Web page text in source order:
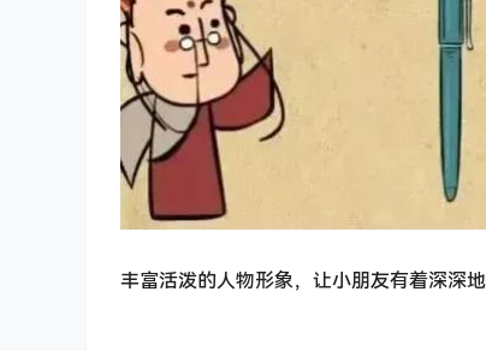
丰富活泼的人物形象，让小朋友有着深深